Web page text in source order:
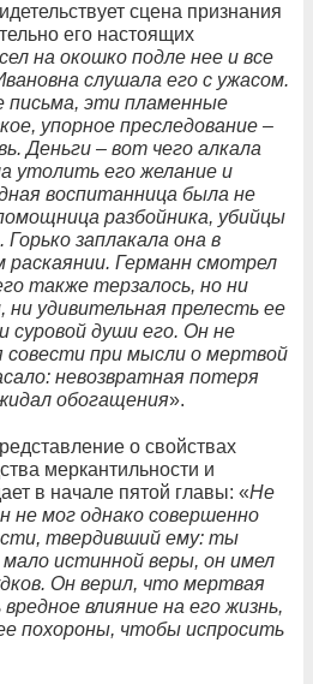
сцена признания
его настоящих
на окошко подле нее и все
слушала его с ужасом.
эти пламенные
упорное преследование –
Деньги – вот чего алкала
утолить его желание и
воспитанница была не
разбойника, убийцы
заплакала она в
раскаянии. Германн смотрел
также терзалось, но ни
ни удивительная прелесть ее
суровой души его. Он не
совести при мысли о мертвой
невозвратная потеря
обогащения».
о свойствах
меркантильности и
в начале пятой главы: «Не
не мог однако совершенно
твердивший ему: ты
истинной веры, он имел
Он верил, что мертвая
влияние на его жизнь,
похороны, чтобы испросить